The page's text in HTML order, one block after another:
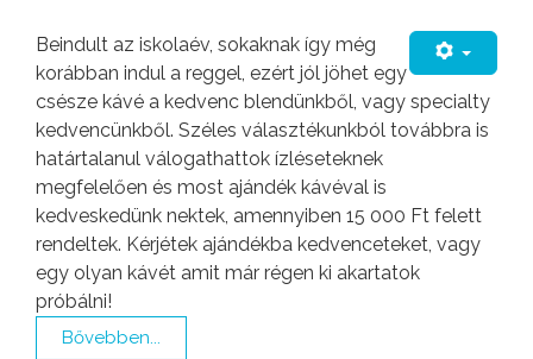
Beindult az iskolaév, sokaknak így még
korábban indul a reggel, ezért jól jöhet egy
csésze kávé a kedvenc blendünkből, vagy specialty
kedvencünkből. Széles választékunkból továbbra is
határtalanul válogathattok ízléseteknek
megfelelően és most ajándék kávéval is
kedveskedünk nektek, amennyiben 15 000 Ft felett
rendeltek. Kérjétek ajándékba kedvenceteket, vagy
egy olyan kávét amit már régen ki akartatok
próbálni!
Bővebben...